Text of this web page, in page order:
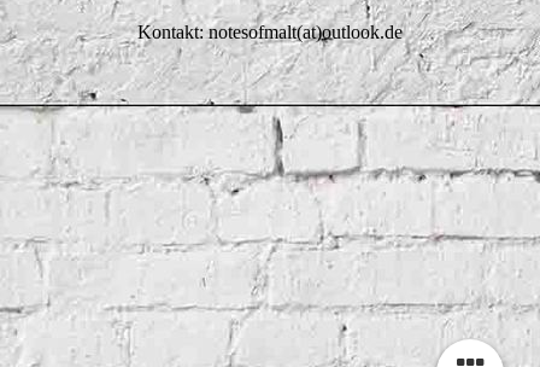
Kontakt: notesofmalt(at)outlook.de